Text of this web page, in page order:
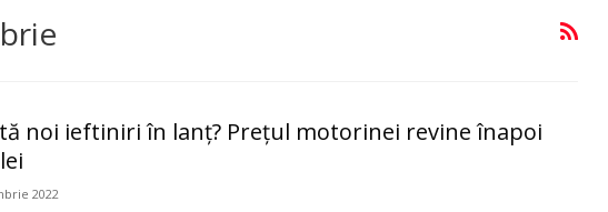
noi ieftiniri în lanţ? Preţul motorinei revine înapoi
2022